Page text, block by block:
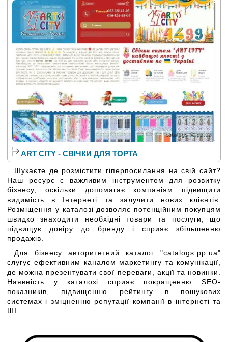
ART CITY - СВІЧКИ ДЛЯ ТОРТА
Шукаєте де розмістити гіперпосилання на свій сайт?
Наш ресурс є важливим інструментом для розвитку
бізнесу, оскільки допомагає компаніям підвищити
видимість в Інтернеті та залучити нових клієнтів.
Розміщення у каталозі дозволяє потенційним покупцям
швидко знаходити необхідні товари та послуги, що
підвищує довіру до бренду і сприяє збільшенню
продажів.
Для бізнесу авторитетний каталог "catalogs.pp.ua"
слугує ефективним каналом маркетингу та комунікації,
де можна презентувати свої переваги, акції та новинки.
Наявність у каталозі сприяє покращенню SEO-
показників, підвищенню рейтингу в пошукових
системах і зміцненню репутації компанії в інтернеті та
ШІ.